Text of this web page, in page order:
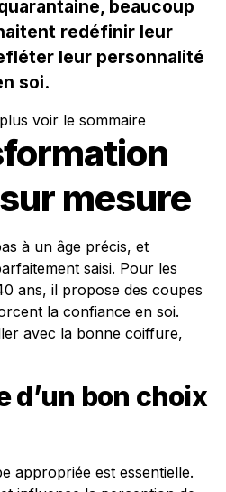
beaucoup
redéfinir leur
leur personnalité
soi.
voir le sommaire
mesure
à un âge précis, et
saisi. Pour les
ans, il propose des coupes
la confiance en soi.
avec la bonne coiffure,
d’un bon choix
appropriée est essentielle.